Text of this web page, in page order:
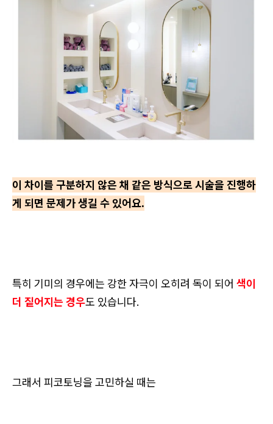
이 차이를 구분하지 않은 채 같은 방식으로 시술을 진행하
게 되면 문제가 생길 수 있어요.
특히 기미의 경우에는 강한 자극이 오히려 독이 되어 색이
더 짙어지는 경우도 있습니다.
그래서 피코토닝을 고민하실 때는